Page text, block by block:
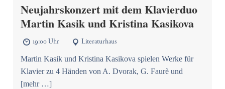
Neujahrskonzert mit dem Klavierduo
Martin Kasik und Kristina Kasikova
 19:00 Uhr  Literaturhaus
Martin Kasik und Kristina Kasikova spielen Werke für
Klavier zu 4 Händen von A. Dvorak, G. Faurè und
[mehr …]